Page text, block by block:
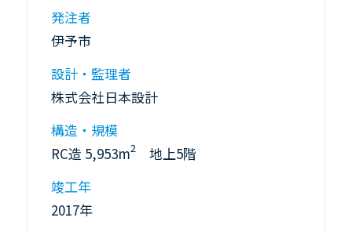
発注者
伊予市
設計・監理者
株式会社日本設計
構造・規模
RC造 5,953m2地上5階
竣工年
2017年